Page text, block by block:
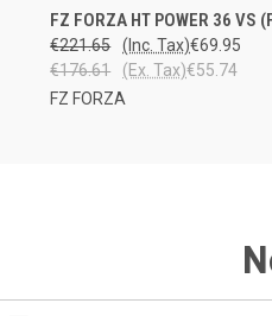
QUICK VIEW
FZ FORZA HT POWER 36 VS
€221.65 €69.95
(Inc. Tax)
€176.61
€55.74
(Ex. Tax)
FZ FORZA